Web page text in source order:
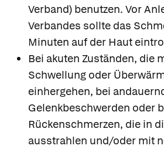
Verband) benutzen. Vor
Verbandes sollte das
Minuten auf der Haut
Bei akuten Zuständen, die
Schwellung oder
einhergehen, bei
Gelenkbeschwerden oder
Rückenschmerzen, die in
ausstrahlen und/oder mit